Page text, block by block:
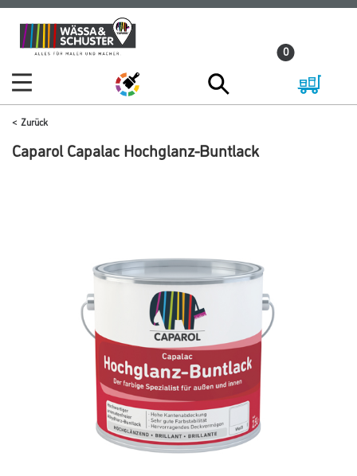
Zum
Inhalt
Zum
Navigationsmenü
0
Zurück
Caparol Capalac Hochglanz-Buntlack